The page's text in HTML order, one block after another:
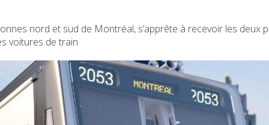
nord et sud de Montréal, s’apprête à recevoir les deux
voitures de train